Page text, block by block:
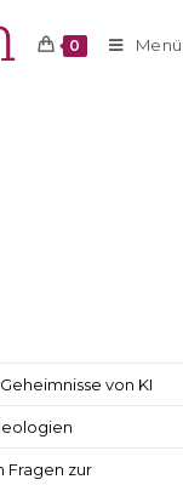
0 Menü
von KI
Fragen zur